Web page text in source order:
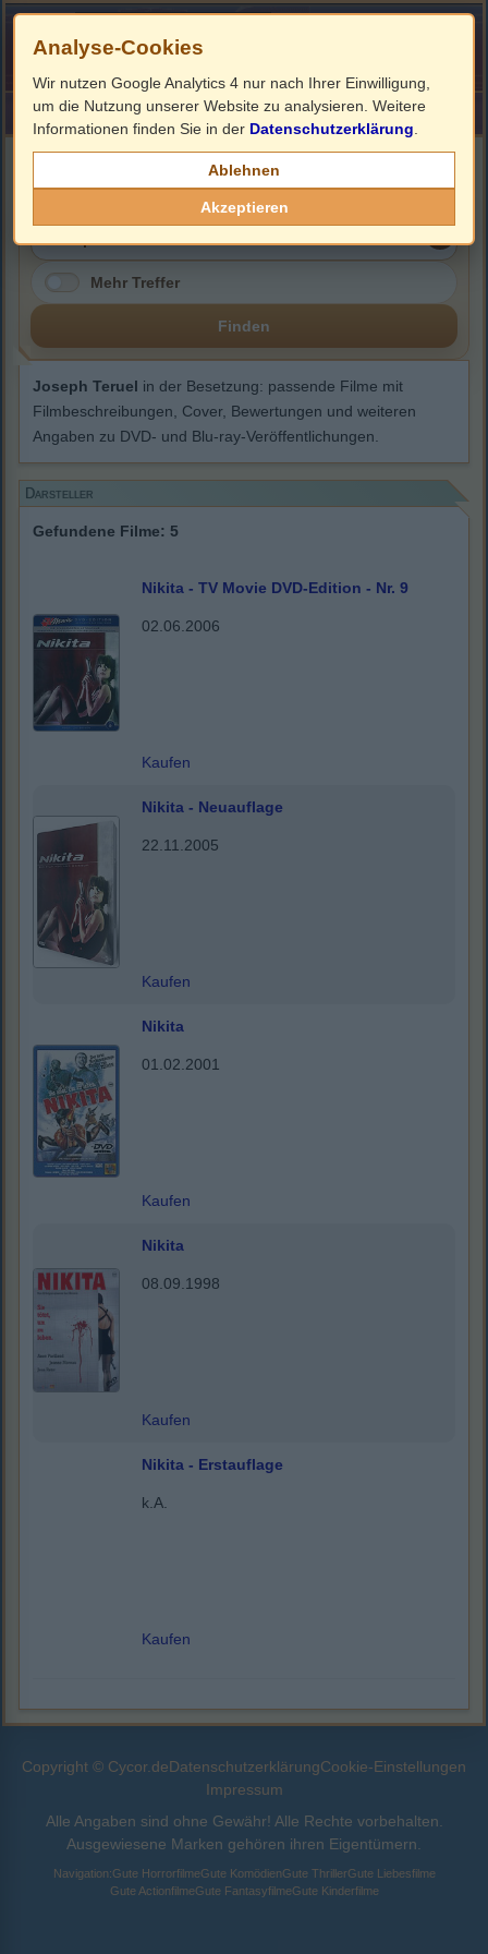
HOME ImpressumLinks
Joseph Teruel
Mehr Treffer
Finden
Joseph Teruel in der Besetzung: passende Filme mit
Filmbeschreibungen, Cover, Bewertungen und weiteren
Angaben zu DVD- und Blu-ray-Veröffentlichungen.
Darsteller
Gefundene Filme: 5
Nikita - TV Movie DVD-Edition - Nr. 9
02.06.2006
Kaufen
Nikita - Neuauflage
22.11.2005
Kaufen
Nikita
01.02.2001
Kaufen
Nikita
08.09.1998
Kaufen
Nikita - Erstauflage
k.A.
Kaufen
Copyright © Cycor.deDatenschutzerklärungCookie-Einstellungen
Impressum
Alle Angaben sind ohne Gewähr! Alle Rechte vorbehalten.
Ausgewiesene Marken gehören ihren Eigentümern.
Navigation:Gute HorrorfilmeGute KomödienGute ThrillerGute Liebesfilme
Gute ActionfilmeGute FantasyfilmeGute Kinderfilme
Analyse-Cookies
Wir nutzen Google Analytics 4 nur nach Ihrer Einwilligung,
um die Nutzung unserer Website zu analysieren. Weitere
Informationen finden Sie in der Datenschutzerklärung
Ablehnen
Akzeptieren